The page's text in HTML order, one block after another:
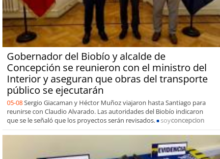
Gobernador del Biobío y alcalde de
Concepción se reunieron con el ministro del
Interior y aseguran que obras del transporte
público se ejecutarán
05-08Sergio Giacaman y Héctor Muñoz viajaron hasta Santiago para
reunirse con Claudio Alvarado. Las autoridades del Biobío indicaron
que se le señaló que los proyectos serán revisados.
soyconcepcion